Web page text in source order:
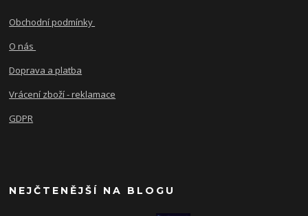
Obchodní podmínky
O nás
Doprava a platba
Vrácení zboží - reklamace
GDPR
NEJČTENĚJŠÍ NA BLOGU